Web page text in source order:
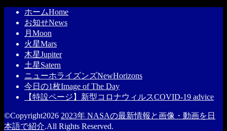
ホームHome
お知せNews
月 Moon
火星Mars
木星Jupiter
土星Satern
ニューホライズンズNewHorizons
今日の1枚Image of The Day
【特設ページ】新型コロナウィルスCOVID-19 advice
©Copyright2026 2023年 NASAの最新情報と画像・動画を日
本語で紹介.All Rights Reserved.